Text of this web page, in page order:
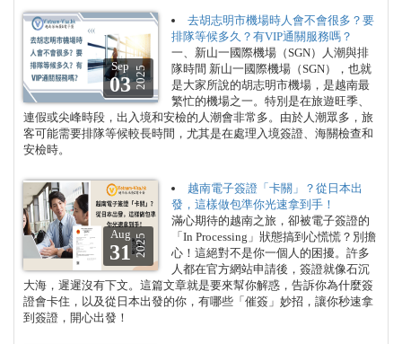
Sep
032025
去胡志明市機場時人會不會很多？要
排隊等候多久？有VIP通關服務嗎？
一、新山一國際機場（SGN）人潮與排
隊時間 新山一國際機場（SGN），也就
是大家所說的胡志明市機場，是越南最
繁忙的機場之一。特別是在旅遊旺季、
連假或尖峰時段，出入境和安檢的人潮會非常多。由於人潮眾多，旅
客可能需要排隊等候較長時間，尤其是在處理入境簽證、海關檢查和
安檢時。
Aug
312025
越南電子簽證「卡關」？從日本出
發，這樣做包準你光速拿到手！
滿心期待的越南之旅，卻被電子簽證的
「In Processing」狀態搞到心慌慌？別擔
心！這絕對不是你一個人的困擾。許多
人都在官方網站申請後，簽證就像石沉
大海，遲遲沒有下文。這篇文章就是要來幫你解惑，告訴你為什麼簽
證會卡住，以及從日本出發的你，有哪些「催簽」妙招，讓你秒速拿
到簽證，開心出發！